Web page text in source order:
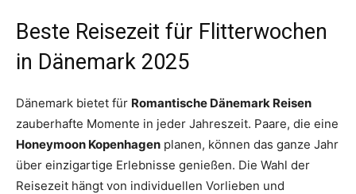
Beste Reisezeit für Flitterwochen
in Dänemark 2025
Dänemark bietet für Romantische Dänemark Reisen
zauberhafte Momente in jeder Jahreszeit. Paare, die eine
Honeymoon Kopenhagen planen, können das ganze Jahr
über einzigartige Erlebnisse genießen. Die Wahl der
Reisezeit hängt von individuellen Vorlieben und